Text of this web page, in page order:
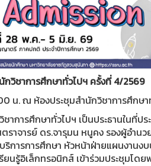
วิชาการศึกษาทั่วไปฯ ครั้งที่ 4/2569
น. ณ ห้องประชุมสำนักวิชาการศึกษา
การศึกษาทั่วไปฯ เป็นประธานในที่ป
จารย์ ดร.จารุมน หนูคง รองผู้อำนว
ารการศึกษา หัวหน้าฝ่ายแผนงานง
นรู้อิเล็กทรอนิกส์ เข้าร่วมประชุมโดย